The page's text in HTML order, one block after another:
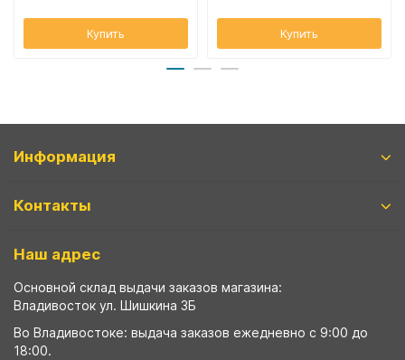
Купить Купить
Информация
Контакты
Наш адрес
Основной склад выдачи заказов магазина:
Владивосток ул. Шишкина 3Б
Во Владивостоке: выдача заказов ежедневно с 9:00 до
18:00.